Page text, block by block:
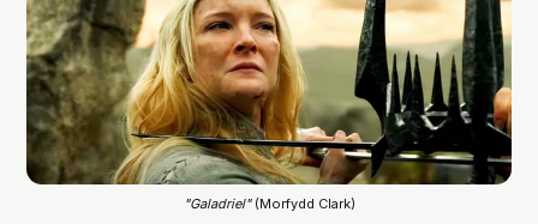
"Galadriel" (Morfydd Clark)